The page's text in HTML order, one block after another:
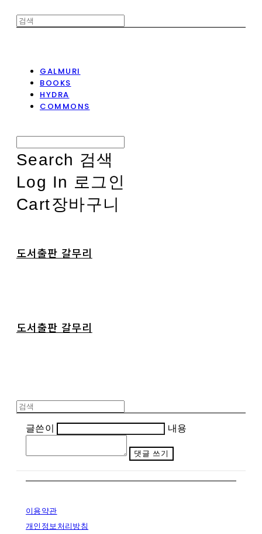
GALMURI
BOOKS
HYDRA
COMMONS
Search 검색
Log In 로그인
Cart장바구니
도서출판 갈무리
도서출판 갈무리
글쓴이 내용
댓글 쓰기
이용약관
개인정보처리방침